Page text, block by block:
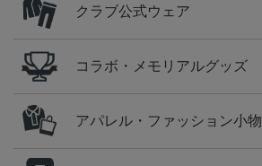
クラブ公式ウェア
コラボ・メモリアルグッズ
アパレル・ファッション小物